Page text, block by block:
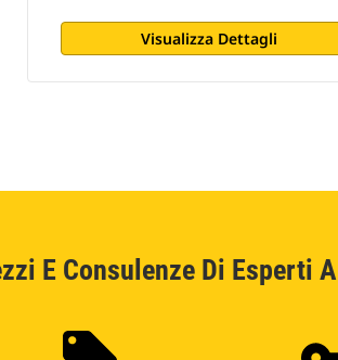
Visualizza Dettagli
E Consulenze Di Esperti